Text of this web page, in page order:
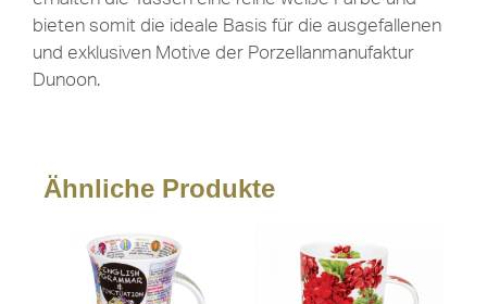
bieten somit die ideale Basis für die ausgefallenen
und exklusiven Motive der Porzellanmanufaktur
Dunoon.
Ähnliche Produkte